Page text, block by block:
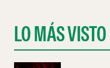
LO MÁS VISTO